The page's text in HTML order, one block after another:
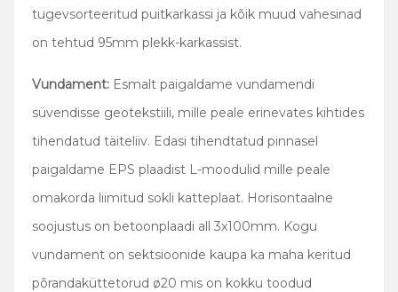
tugevsorteeritud puitkarkassi ja kõik muud vahesinad
on tehtud 95mm plekk-karkassist.
Vundament: Esmalt paigaldame vundamendi
süvendisse geotekstiili, mille peale erinevates kihtides
tihendatud täiteliiv. Edasi tihendtatud pinnasel
paigaldame EPS plaadist L-moodulid mille peale
omakorda liimitud sokli katteplaat. Horisontaalne
soojustus on betoonplaadi all 3x100mm. Kogu
vundament on sektsioonide kaupa ka maha keritud
põrandaküttetorud ø20 mis on kokku toodud